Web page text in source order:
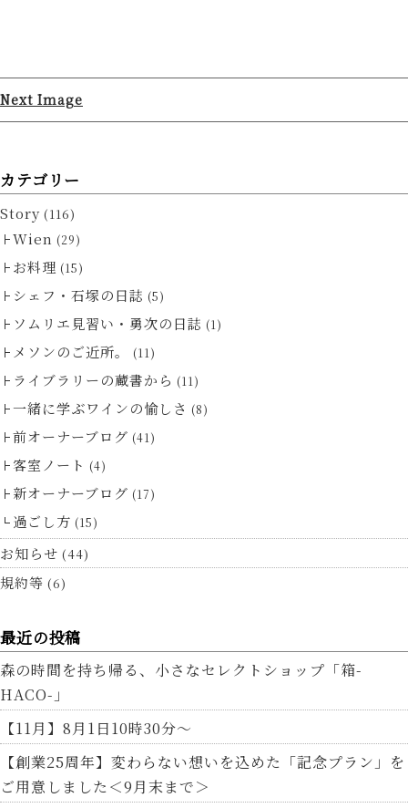
Next Image
カテゴリー
Story (116)
Wien (29)
お料理 (15)
シェフ・石塚の日誌 (5)
ソムリエ見習い・勇次の日誌 (1)
メソンのご近所。 (11)
ライブラリーの蔵書から (11)
一緒に学ぶワインの愉しさ (8)
前オーナーブログ (41)
客室ノート (4)
新オーナーブログ (17)
過ごし方 (15)
お知らせ (44)
規約等 (6)
最近の投稿
森の時間を持ち帰る、小さなセレクトショップ「箱-
HACO-」
【11月】8月1日10時30分～
【創業25周年】変わらない想いを込めた「記念プラン」を
ご用意しました＜9月末まで＞